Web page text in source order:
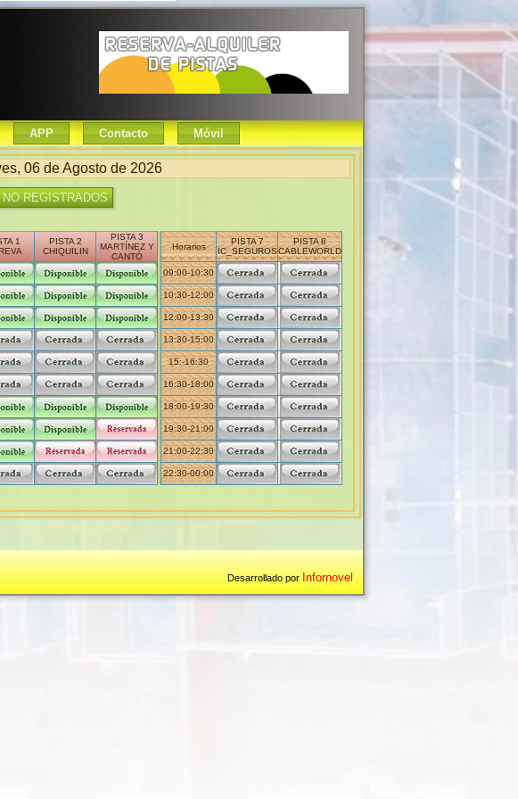
APP Contacto Móvil
06 de Agosto de 2026
REGISTRADOS
1
PISTA 2
CHIQUILIN
PISTA 3
MARTÍNEZ Y
CANTÓ
Horarios
PISTA 7
IC_SEGUROS
PISTA 8
CABLEWORLD
09:00-10:30
10:30-12:00
12:00-13:30
13:30-15:00
15:-16:30
16:30-18:00
18:00-19:30
19:30-21:00
21:00-22:30
22:30-00:00
Desarrollado por Infornovel